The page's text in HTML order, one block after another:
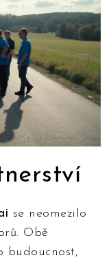
se neomezilo
Obě
budoucnost,